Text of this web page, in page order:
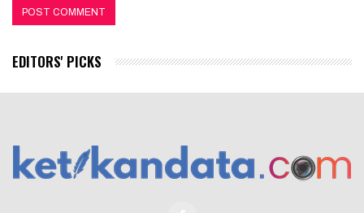
EDITORS' PICKS